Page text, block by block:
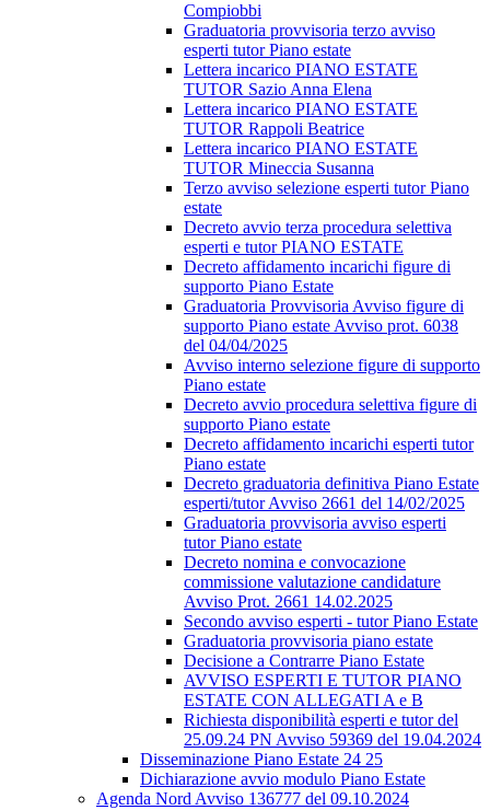
Compiobbi
Graduatoria provvisoria terzo avviso
esperti tutor Piano estate
Lettera incarico PIANO ESTATE
TUTOR Sazio Anna Elena
Lettera incarico PIANO ESTATE
TUTOR Rappoli Beatrice
Lettera incarico PIANO ESTATE
TUTOR Mineccia Susanna
Terzo avviso selezione esperti tutor Piano
estate
Decreto avvio terza procedura selettiva
esperti e tutor PIANO ESTATE
Decreto affidamento incarichi figure di
supporto Piano Estate
Graduatoria Provvisoria Avviso figure di
supporto Piano estate Avviso prot. 6038
del 04/04/2025
Avviso interno selezione figure di supporto
Piano estate
Decreto avvio procedura selettiva figure di
supporto Piano estate
Decreto affidamento incarichi esperti tutor
Piano estate
Decreto graduatoria definitiva Piano Estate
esperti/tutor Avviso 2661 del 14/02/2025
Graduatoria provvisoria avviso esperti
tutor Piano estate
Decreto nomina e convocazione
commissione valutazione candidature
Avviso Prot. 2661 14.02.2025
Secondo avviso esperti - tutor Piano Estate
Graduatoria provvisoria piano estate
Decisione a Contrarre Piano Estate
AVVISO ESPERTI E TUTOR PIANO
ESTATE CON ALLEGATI A e B
Richiesta disponibilità esperti e tutor del
25.09.24 PN Avviso 59369 del 19.04.2024
Disseminazione Piano Estate 24 25
Dichiarazione avvio modulo Piano Estate
Agenda Nord Avviso 136777 del 09.10.2024